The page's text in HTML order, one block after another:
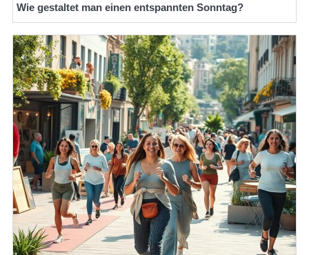
Wie gestaltet man einen entspannten Sonntag?